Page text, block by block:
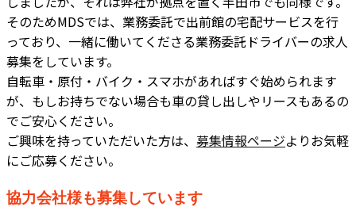
そのためMDSでは、業務委託で出前館の宅配サービスを行
っており、一緒に働いてくださる業務委託ドライバーの求人
募集をしています。
自転車・原付・バイク・スマホがあればすぐ始められます
が、もしお持ちでない場合も車の貸し出しやリースもあるの
でご安心ください。
ご興味を持っていただいた方は、 募集情報ページよりお気軽
にご応募ください。
協力会社様も募集しています